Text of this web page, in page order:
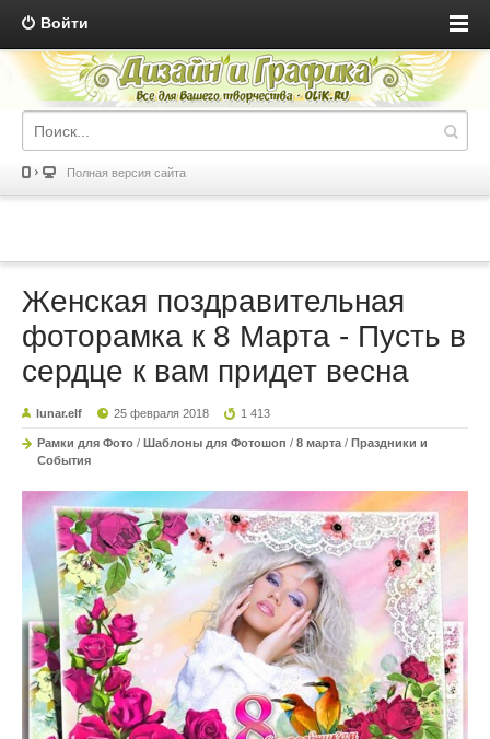
Войти
Полная версия сайта
Женская поздравительная
фоторамка к 8 Марта - Пусть в
сердце к вам придет весна
lunar.elf 25 февраля 2018 1 413
Рамки для Фото / Шаблоны для Фотошоп / 8 марта / Праздники и
События